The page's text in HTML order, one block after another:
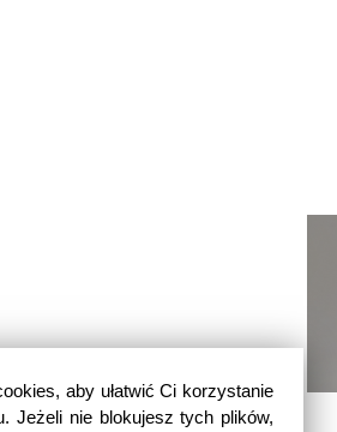
aby ułatwić Ci korzystanie
Jeżeli nie blokujesz tych plików,